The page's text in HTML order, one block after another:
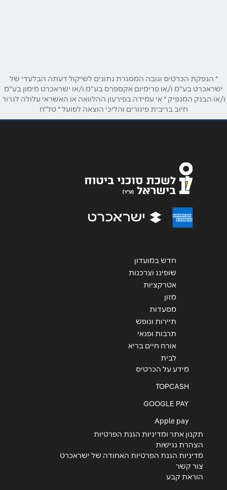
אימייל*
* הנפקת הכרטיס וגובה המסגרת נתונים לשיקול דעתה הבלעדי של
ישראכרט בע"מ ו/או פרימיום אקספרס בע"מ ו/או ישראכרט מימון בע"מ
ו/או הבנק המנפיק * אי עמידה בפירעון ההלוואה או האשראי עלולה לגרור
חיוב בריבית פיגורים והליכי הוצאה לפועל * טל"ח
חדש במועדון
שופינג וצרכנות
אטרקציות
מזון
מסעדות
תיירות ונופש
תרבות ופנאי
אורח חיים בריא
לבית
מידע על הכרטיס
TOPCASH
GOOGLE PAY
Apple pay
תקנון אתר ומדיניות הגנת הפרטיות
הצהרת נגישות
מדיניות הגנת הפרטיות האחודה של ישראכרט
צור קשר
הוראת קבע